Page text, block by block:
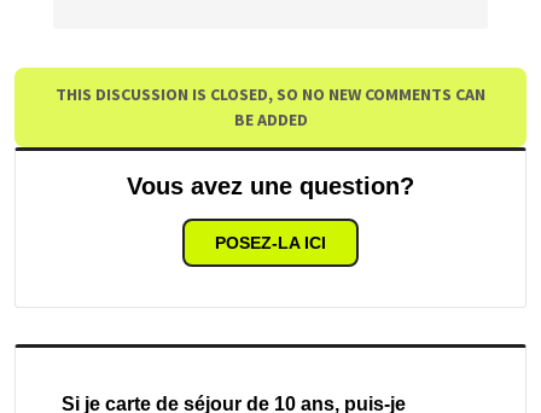
THIS DISCUSSION IS CLOSED, SO NO NEW COMMENTS CAN
BE ADDED
Vous avez une question?
POSEZ-LA ICI
Si je carte de séjour de 10 ans, puis-je